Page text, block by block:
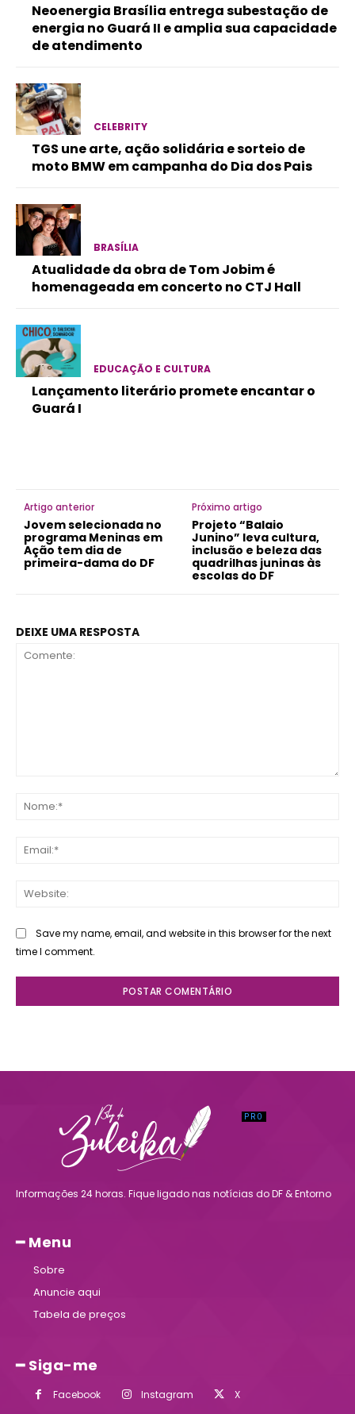
Neoenergia Brasília entrega subestação de
energia no Guará II e amplia sua capacidade
de atendimento
CELEBRITY
TGS une arte, ação solidária e sorteio de
moto BMW em campanha do Dia dos Pais
BRASÍLIA
Atualidade da obra de Tom Jobim é
homenageada em concerto no CTJ Hall
EDUCAÇÃO E CULTURA
Lançamento literário promete encantar o
Guará I
Artigo anterior
Jovem selecionada no
programa Meninas em
Ação tem dia de
primeira-dama do DF
Próximo artigo
Projeto “Balaio
Junino” leva cultura,
inclusão e beleza das
quadrilhas juninas às
escolas do DF
DEIXE UMA RESPOSTA
Save my name, email, and website in this browser for the next
time I comment.
Informações 24 horas. Fique ligado nas notícias do DF & Entorno
━ Menu
Sobre
Anuncie aqui
Tabela de preços
━ Siga-me
Facebook Instagram X